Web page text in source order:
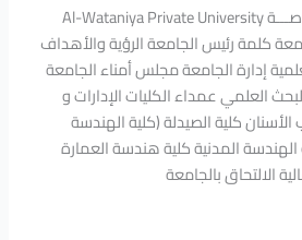
الجامعـــة الوطنيـــة الخاصـــة Al-Wataniya Private University
كلمة رئيس الجامعة الرؤية والأهداف
إدارة الجامعة مجلس أمناء الجامعة
العلمي عمداء الكليات الإدارات و
كلية الصيدلة (كلية الهندسة
المدنية كلية هندسة العمارة
الالتحاق بالجامعة